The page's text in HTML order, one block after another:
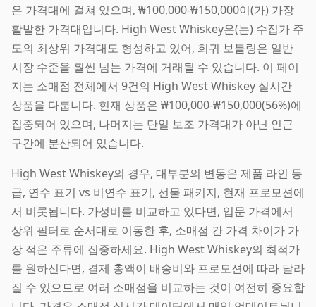
은 가격대에 걸쳐 있으며, ₩100,000-₩150,000이(가) 가장
활발한 가격대입니다. High West Whiskey은(는) 수집가 주
도의 최상위 가격대도 형성하고 있어, 희귀 보틀링은 일반
시장 수준을 훨씬 넘는 가격에 거래될 수 있습니다. 이 페이
지는 소매점 전체에서 9건의 High West Whiskey 실시간
상품을 다룹니다. 현재 상품은 ₩100,000-₩150,000(56%)에
집중되어 있으며, 나머지는 단일 보조 가격대가 아닌 인근
구간에 분산되어 있습니다.
High West Whiskey의 경우, 대부분의 변동은 제품 라인 등
급, 연수 표기 vs 비연수 표기, 선물 패키지, 현재 프로모션에
서 비롯됩니다. 가성비를 비교하고 있다면, 입문 가격에서
상위 필터로 순서대로 이동한 후, 소매점 간 가격 차이가 가
장 적은 주류에 집중하세요. High West Whiskey의 최적가
를 원하신다면, 결제 총액이 배송비와 프로모션에 따라 달라
질 수 있으므로 여러 소매점을 비교하는 것이 여전히 중요합